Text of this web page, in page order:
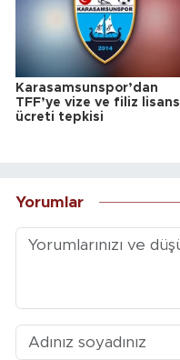
Karasamsunspor’dan
TFF’ye vize ve filiz lisans
ücreti tepkisi
Yorumlar